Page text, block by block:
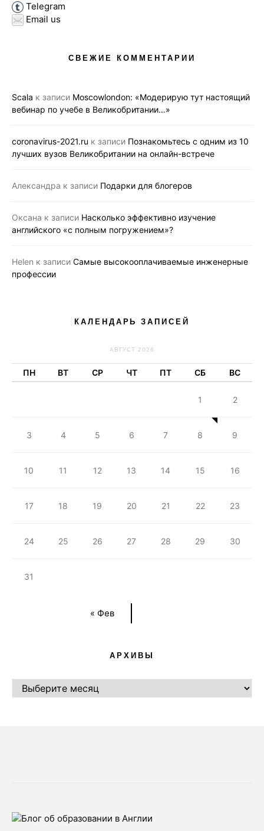
Telegram
Email us
СВЕЖИЕ КОММЕНТАРИИ
Scala к записи Moscowlondon: «Модерирую тут настоящий
вебинар по учебе в Великобритании…»
coronavirus-2021.ru к записи Познакомьтесь с одним из 10
лучших вузов Великобритании на онлайн-встрече
Александра к записи Подарки для блогеров
Оксана к записи Насколько эффективно изучение
английского «с полным погружением»?
Helen к записи Самые высокооплачиваемые инженерные
профессии
КАЛЕНДАРЬ ЗАПИСЕЙ
АВГУСТ 2026
ПН ВТ СР ЧТ ПТ СБ ВС
« Фев
1 2
3 4 5 6 7 8 9
10 11 12 13 14 15 16
17 18 19 20 21 22 23
24 25 26 27 28 29 30
31
АРХИВЫ
АРХИВЫ